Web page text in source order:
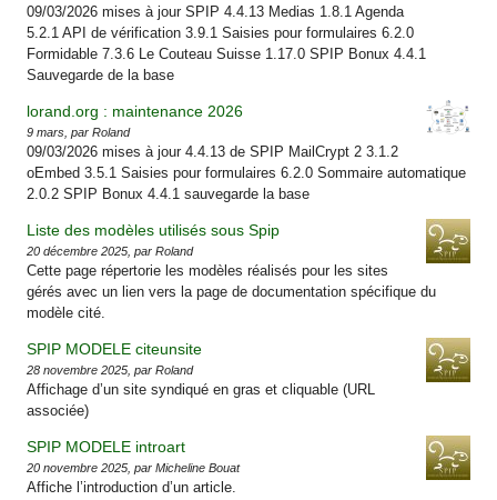
09/03/2026 mises à jour SPIP 4.4.13 Medias 1.8.1 Agenda
5.2.1 API de vérification 3.9.1 Saisies pour formulaires 6.2.0
Formidable 7.3.6 Le Couteau Suisse 1.17.0 SPIP Bonux 4.4.1
Sauvegarde de la base
lorand.org : maintenance 2026
9 mars, par Roland
09/03/2026 mises à jour 4.4.13 de SPIP MailCrypt 2 3.1.2
oEmbed 3.5.1 Saisies pour formulaires 6.2.0 Sommaire automatique
2.0.2 SPIP Bonux 4.4.1 sauvegarde la base
Liste des modèles utilisés sous Spip
20 décembre 2025, par Roland
Cette page répertorie les modèles réalisés pour les sites
gérés avec un lien vers la page de documentation spécifique du
modèle cité.
SPIP MODELE citeunsite
28 novembre 2025, par Roland
Affichage d’un site syndiqué en gras et cliquable (URL
associée)
SPIP MODELE introart
20 novembre 2025, par Micheline Bouat
Affiche l’introduction d’un article.